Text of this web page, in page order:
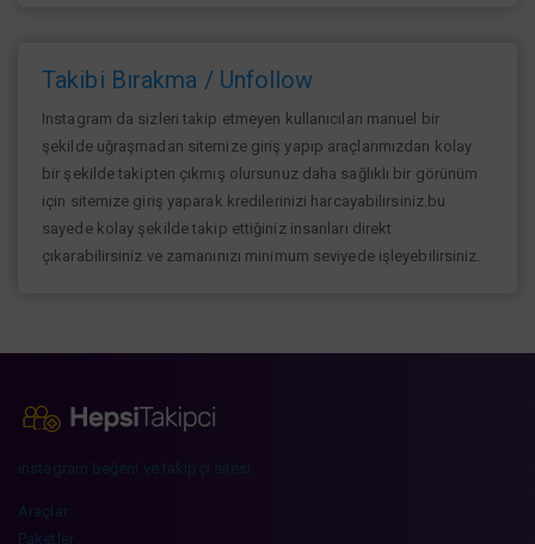
Takibi Bırakma / Unfollow
Instagram da sizleri takip etmeyen kullanıcıları manuel bir
şekilde uğraşmadan sitemize giriş yapıp araçlarımızdan kolay
bir şekilde takipten çıkmış olursunuz daha sağlıklı bir görünüm
için sitemize giriş yaparak kredilerinizi harcayabilirsiniz.bu
sayede kolay şekilde takip ettiğiniz insanları direkt
çıkarabilirsiniz ve zamanınızı minimum seviyede işleyebilirsiniz.
instagram beğeni ve takipçi sitesi
Araçlar
Paketler